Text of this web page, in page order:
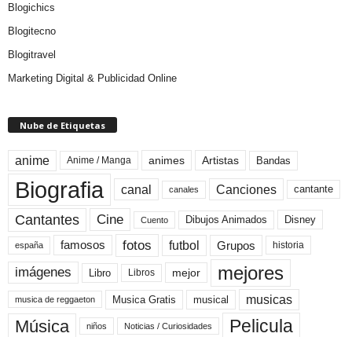
Blogichics
Blogitecno
Blogitravel
Marketing Digital & Publicidad Online
Nube de Etiquetas
anime Anime / Manga animes Artistas Bandas
Biografia canal canales Canciones cantante
Cantantes Cine Cuento Dibujos Animados Disney
españa famosos fotos futbol Grupos historia
imágenes Libro Libros mejor mejores
musica de reggaeton Musica Gratis musical musicas
Música niños Noticias / Curiosidades Pelicula